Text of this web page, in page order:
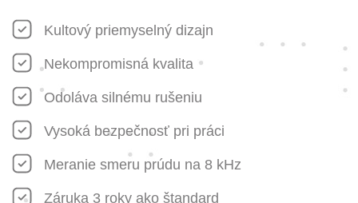
Kultový priemyselný dizajn
Nekompromisná kvalita
Odoláva silnému rušeniu
Vysoká bezpečnosť pri práci
Meranie smeru prúdu na 8 kHz
Záruka 3 roky ako štandard